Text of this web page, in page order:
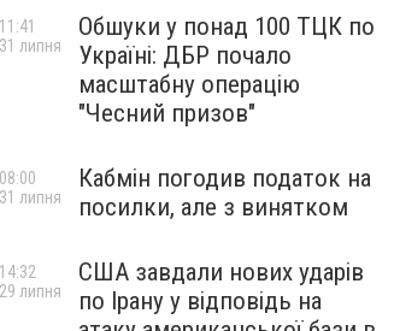
Обшуки у понад 100 ТЦК по
Україні: ДБР почало
масштабну операцію
"Чесний призов"
11:41
31 липня
Кабмін погодив податок на
посилки, але з винятком
08:00
31 липня
США завдали нових ударів
по Ірану у відповідь на
14:32
29 липня